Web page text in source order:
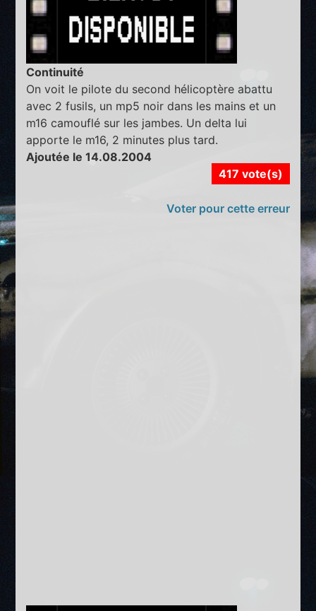
Continuité
On voit le pilote du second hélicoptère abattu
avec 2 fusils, un mp5 noir dans les mains et un
m16 camouflé sur les jambes. Un delta lui
apporte le m16, 2 minutes plus tard.
Ajoutée le 14.08.2004
417 vote(s)
Voter pour cette erreur